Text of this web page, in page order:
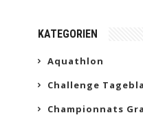
KATEGORIEN
Aquathlon
Challenge
Championnats